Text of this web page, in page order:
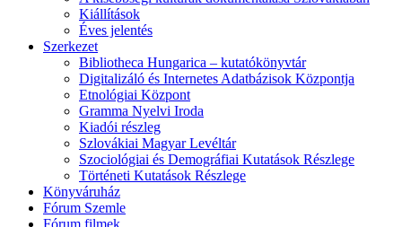
Kiállítások
Éves jelentés
Szerkezet
Bibliotheca Hungarica – kutatókönyvtár
Digitalizáló és Internetes Adatbázisok Központja
Etnológiai Központ
Gramma Nyelvi Iroda
Kiadói részleg
Szlovákiai Magyar Levéltár
Szociológiai és Demográfiai Kutatások Részlege
Történeti Kutatások Részlege
Könyváruház
Fórum Szemle
Fórum filmek